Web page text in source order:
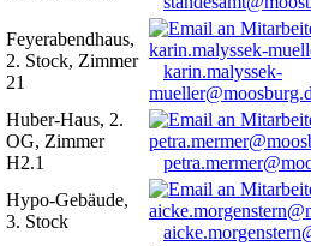
Feyerabendhaus,
2. Stock, Zimmer
21
karin.malyssek-
Huber-Haus, 2.
OG, Zimmer
H2.1
Hypo-Gebäude,
3. Stock